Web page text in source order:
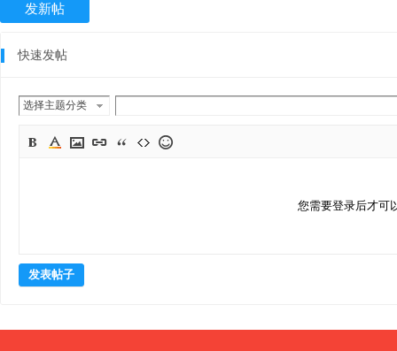
发新帖
快速发帖
选择主题分类
您需要登录后才可
发表帖子